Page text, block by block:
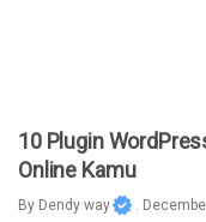
10 Plugin
Online Kamu
By Dendy way .